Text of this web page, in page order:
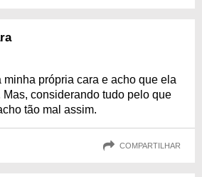
própria cara e acho que ela
considerando tudo pelo que
tão mal assim.
COMPARTILHAR